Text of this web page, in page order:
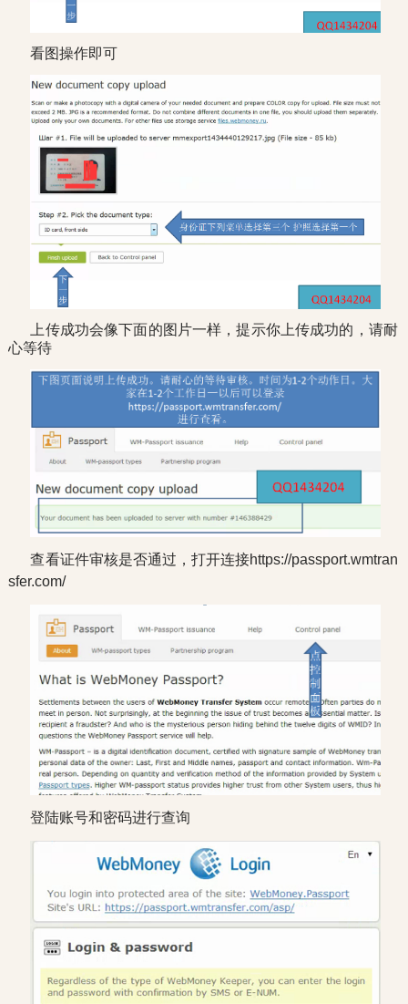
看图操作即可
上传成功会像下面的图片一样，提示你上传成功的，请耐
心等待
查看证件审核是否通过，打开连接https://passport.wmtran
sfer.com/
登陆账号和密码进行查询